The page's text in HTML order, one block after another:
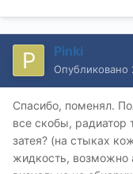
Pinki
Опубликовано
Спасибо, поменял.
все скобы, радиатор
затея? (на стыках
жидкость, возможно